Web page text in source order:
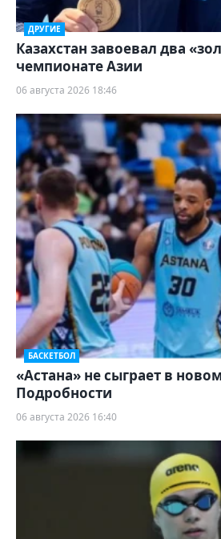
ДРУГИЕ
Казахстан завоевал два
чемпионате Азии
06 августа 2026 18:46
БАСКЕТБОЛ
«Астана» не сыграет в
Подробности
06 августа 2026 16:40